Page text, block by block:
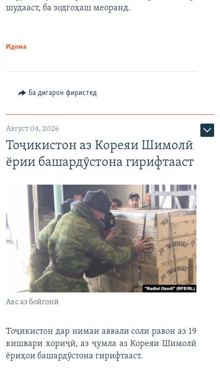
шудааст, ба зодгоҳаш меоранд.
Идома
Ба дигарон фиристед
Август 04, 2026
Тоҷикистон аз Кореяи Шимолӣ
ёрии башардӯстона гирифтааст
Акс аз бойгонӣ
Тоҷикистон дар нимаи аввали соли равон аз 19
кишвари хориҷӣ, аз ҷумла аз Кореяи Шимолӣ
ёриҳои башардӯстона гирифтааст.